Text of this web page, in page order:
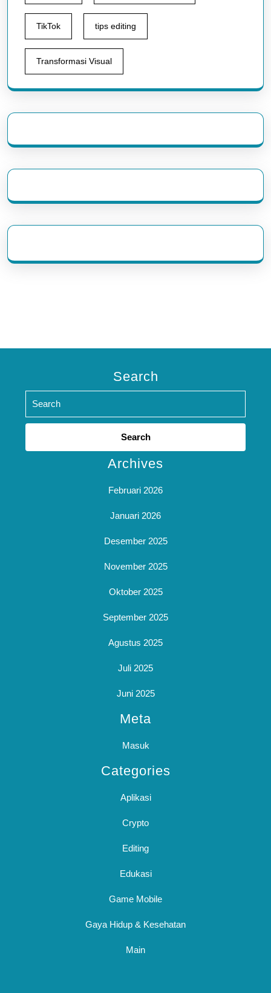
TikTok tips editing
Transformasi Visual
Search
Search
Archives
Februari 2026
Januari 2026
Desember 2025
November 2025
Oktober 2025
September 2025
Agustus 2025
Juli 2025
Juni 2025
Meta
Masuk
Categories
Aplikasi
Crypto
Editing
Edukasi
Game Mobile
Gaya Hidup & Kesehatan
Main